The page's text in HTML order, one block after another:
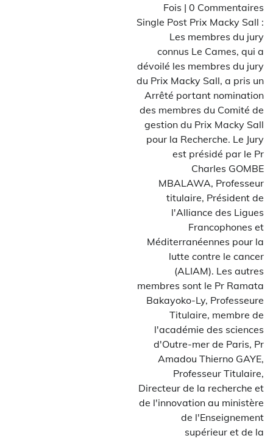
Fois | 0 Commentaires
Single Post Prix Macky Sall :
Les membres du jury
connus Le Cames, qui a
dévoilé les membres du jury
du Prix Macky Sall, a pris un
Arrêté portant nomination
des membres du Comité de
gestion du Prix Macky Sall
pour la Recherche. Le Jury
est présidé par le Pr
Charles GOMBE
MBALAWA, Professeur
titulaire, Président de
l'Alliance des Ligues
Francophones et
Méditerranéennes pour la
lutte contre le cancer
(ALIAM). Les autres
membres sont le Pr Ramata
Bakayoko-Ly, Professeure
Titulaire, membre de
l'académie des sciences
d'Outre-mer de Paris, Pr
Amadou Thierno GAYE,
Professeur Titulaire,
Directeur de la recherche et
de l'innovation au ministère
de l'Enseignement
supérieur et de la